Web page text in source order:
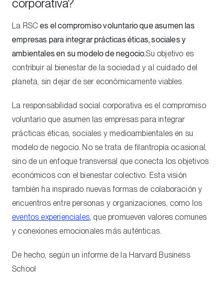
corporativa?
La RSCes el compromiso voluntario que asumen las
empresas para integrar prácticas éticas, sociales y
ambientales en su modelo de negocio.Su objetivo es
contribuir al bienestar de la sociedad y al cuidado del
planeta, sin dejar de ser económicamente viables.
La responsabilidad social corporativa es el compromiso
voluntario que asumen las empresas para integrar
prácticas éticas, sociales y medioambientales en su
modelo de negocio. No se trata de filantropía ocasional,
sino de un enfoque transversal que conecta los objetivos
económicos con el bienestar colectivo. Esta visión
también ha inspirado nuevas formas de colaboración y
encuentros entre personas y organizaciones, como los
eventos experienciales, que promueven valores comunes
y conexiones emocionales más auténticas.
De hecho, según un informe de la Harvard Business
School